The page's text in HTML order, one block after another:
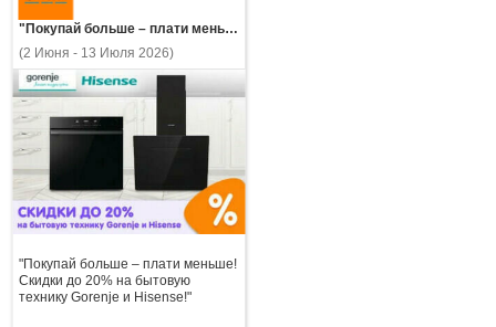
"Покупай больше – плати меньше! Скидки до 20% на бытовую технику Gorenje и Hisense!"
(2 Июня - 13 Июля 2026)
"Покупай больше – плати меньше!
Скидки до 20% на бытовую
технику Gorenje и Hisense!"